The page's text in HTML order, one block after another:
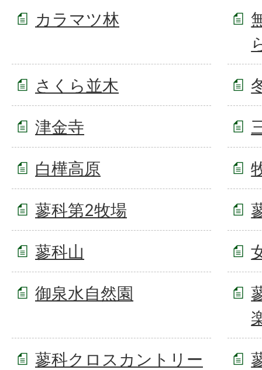
カラマツ林
さくら並木
津金寺
白樺高原
蓼科第2牧場
蓼科山
御泉水自然園
蓼科クロスカントリー